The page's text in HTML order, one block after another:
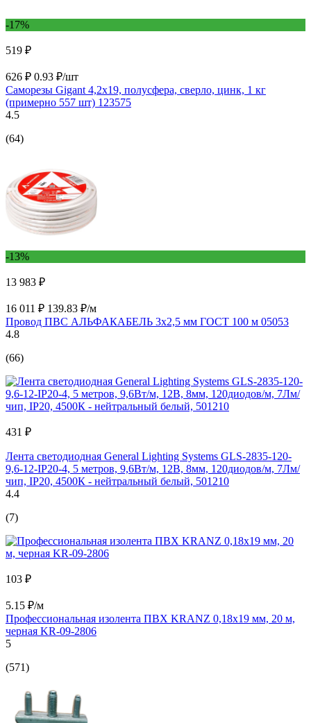
-17%
519 ₽
626 ₽ 0.93 ₽/шт
Саморезы Gigant 4,2x19, полусфера, сверло, цинк, 1 кг
(примерно 557 шт) 123575
4.5
(64)
-13%
13 983 ₽
16 011 ₽ 139.83 ₽/м
Провод ПВС АЛЬФАКАБЕЛЬ 3х2,5 мм ГОСТ 100 м 05053
4.8
(66)
431 ₽
Лента светодиодная General Lighting Systems GLS-2835-120-
9,6-12-IP20-4, 5 метров, 9,6Вт/м, 12В, 8мм, 120диодов/м, 7Лм/
чип, IP20, 4500К - нейтральный белый, 501210
4.4
(7)
103 ₽
5.15 ₽/м
Профессиональная изолента ПВХ KRANZ 0,18х19 мм, 20 м,
черная KR-09-2806
5
(571)